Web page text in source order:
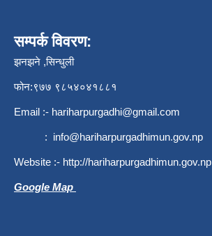
सम्पर्क विवरण:
झनझने ,सिन्धुली
फोन:९७७ ९८५४०४१८८१
Email :- hariharpurgadhi@gmail.com
: info@hariharpurgadhimun.gov.np
Website :- http://hariharpurgadhimun.gov.np
Google Map